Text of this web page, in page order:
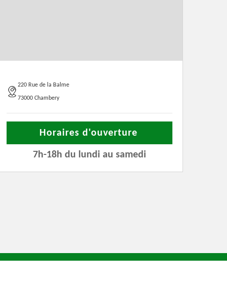
220 Rue de la Balme
73000 Chambery
Horaires d'ouverture
7h-18h du lundi au samedi